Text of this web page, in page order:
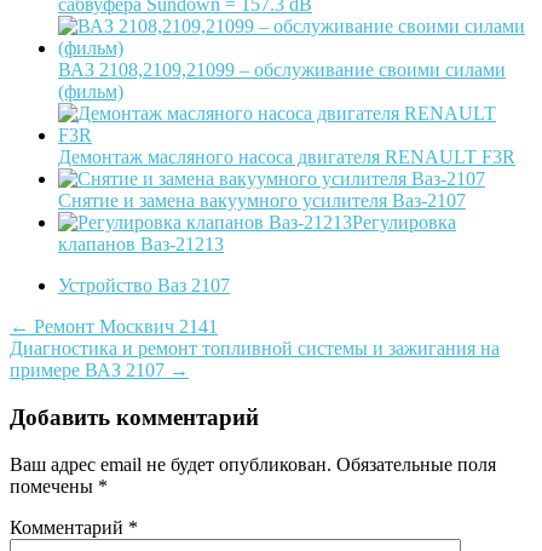
сабвуфера Sundown = 157.3 dB
ВАЗ 2108,2109,21099 – обслуживание своими силами
(фильм)
Демонтаж масляного насоса двигателя RENAULT F3R
Снятие и замена вакуумного усилителя Ваз-2107
Регулировка
клапанов Ваз-21213
Устройство Ваз 2107
Post
navigation
← Ремонт Москвич 2141
Диагностика и ремонт топливной системы и зажигания на
примере ВАЗ 2107 →
Добавить комментарий
Ваш адрес email не будет опубликован. Обязательные поля
помечены *
Комментарий *